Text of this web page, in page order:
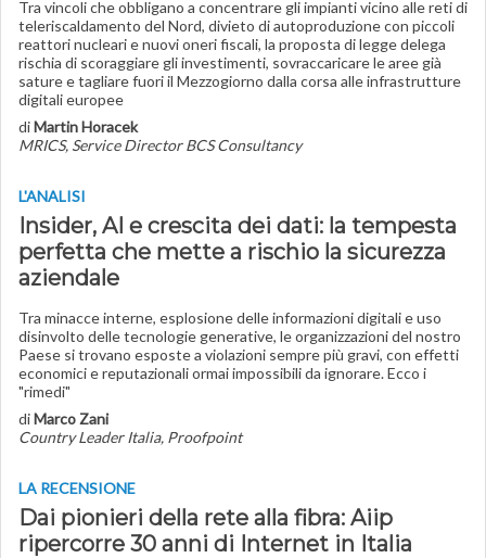
Tra vincoli che obbligano a concentrare gli impianti vicino alle reti di
teleriscaldamento del Nord, divieto di autoproduzione con piccoli
reattori nucleari e nuovi oneri fiscali, la proposta di legge delega
rischia di scoraggiare gli investimenti, sovraccaricare le aree già
sature e tagliare fuori il Mezzogiorno dalla corsa alle infrastrutture
digitali europee
diMartin Horacek
MRICS, Service Director BCS Consultancy
L'ANALISI
Insider, AI e crescita dei dati: la tempesta
perfetta che mette a rischio la sicurezza
aziendale
Tra minacce interne, esplosione delle informazioni digitali e uso
disinvolto delle tecnologie generative, le organizzazioni del nostro
Paese si trovano esposte a violazioni sempre più gravi, con effetti
economici e reputazionali ormai impossibili da ignorare. Ecco i
"rimedi"
diMarco Zani
Country Leader Italia, Proofpoint
LA RECENSIONE
Dai pionieri della rete alla fibra: Aiip
ripercorre 30 anni di Internet in Italia